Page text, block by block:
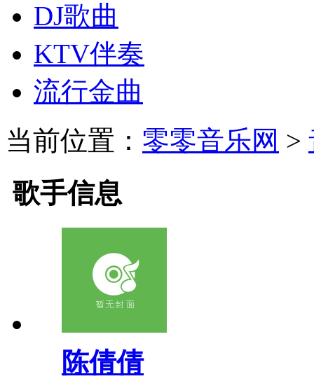
DJ歌曲
KTV伴奏
流行金曲
当前位置： 零零音乐网 >
歌手信息
陈倩倩